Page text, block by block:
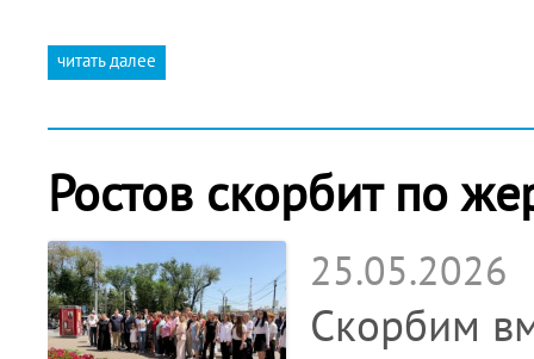
читать далее
Ростов скорбит по
25.05.2026
Скорбим